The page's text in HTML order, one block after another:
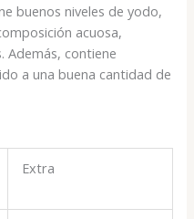
buenos niveles de yodo,
acuosa,
Además, contiene
a una buena cantidad de
Extra